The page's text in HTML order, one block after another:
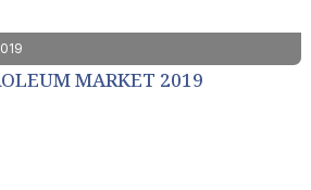
MARKET 2019